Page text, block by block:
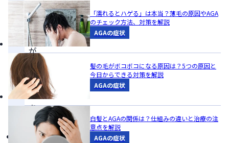
め、
休
薬
が
基
本
で
あ
る
デ
「濡れるとハゲる」は本当？薄毛の原因やAGA
のチェック方法、対策を解説
AGAの症状
髪の毛がボコボコになる原因は？5つの原因と
今日からできる対策を解説
AGAの症状
白髪とAGAの関係は？仕組みの違いと治療の注
意点を解説
AGAの症状